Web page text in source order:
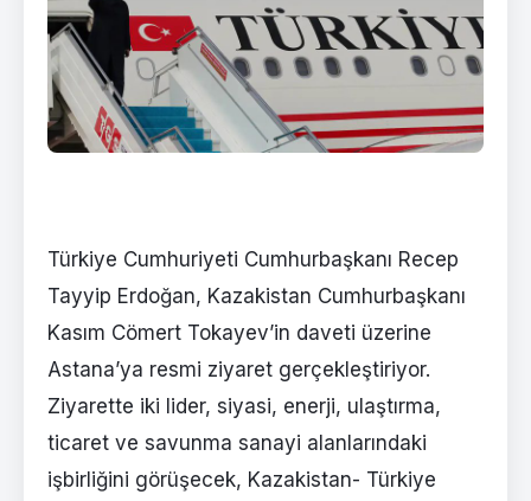
Türkiye Cumhuriyeti Cumhurbaşkanı Recep
Tayyip Erdoğan, Kazakistan Cumhurbaşkanı
Kasım Cömert Tokayev’in daveti üzerine
Astana’ya resmi ziyaret gerçekleştiriyor.
Ziyarette iki lider, siyasi, enerji, ulaştırma,
ticaret ve savunma sanayi alanlarındaki
işbirliğini görüşecek, Kazakistan- Türkiye